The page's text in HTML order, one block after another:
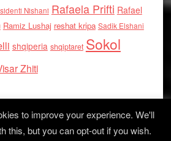
Nishani Rafaela Prifti Rafael
Ramiz Lushaj reshat kripa Sadik Elshani
shqiperia shqiptaret Sokol
Zhiti
to improve your experience. We'll
this, but you can opt-out if you wish.